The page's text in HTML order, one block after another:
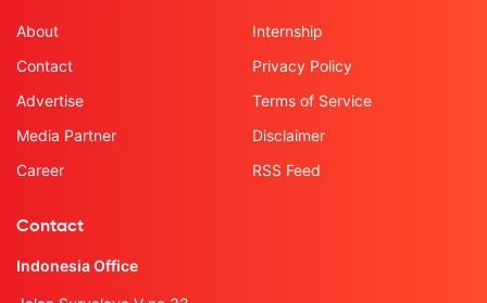
About
Contact
Advertise
Media Partner
Career
Internship
Privacy Policy
Terms of Service
Disclaimer
RSS Feed
Contact
Indonesia Office